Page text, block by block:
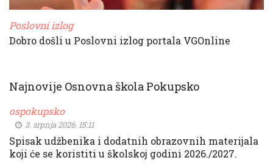
Poslovni izlog
Dobro došli u Poslovni izlog portala VGOnline
Najnovije Osnovna škola Pokupsko
ospokupsko
3. srpnja 2026. 15:11
Spisak udžbenika i dodatnih obrazovnih materijala
koji će se koristiti u školskoj godini 2026./2027.